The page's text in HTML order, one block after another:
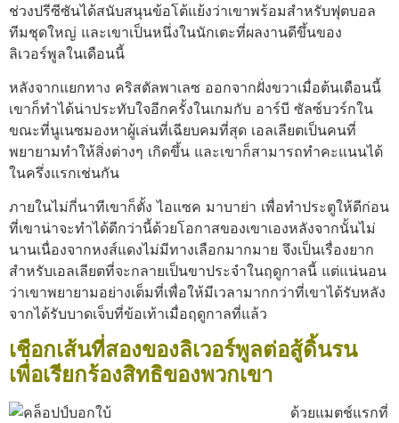
ช่วงปรีซีซันได้สนับสนุนข้อโต้แย้งว่าเขาพร้อมสำหรับฟุตบอล
ทีมชุดใหญ่ และเขาเป็นหนึ่งในนักเตะที่ผลงานดีขึ้นของ
ลิเวอร์พูลในเดือนนี้
หลังจากแยกทาง คริสตัลพาเลซ ออกจากฝั่งขวาเมื่อต้นเดือนนี้
เขาก็ทำได้น่าประทับใจอีกครั้งในเกมกับ อาร์บี ซัลซ์บวร์กใน
ขณะที่นูเนซมองหาผู้เล่นที่เฉียบคมที่สุด เอลเลียตเป็นคนที่
พยายามทำให้สิ่งต่างๆ เกิดขึ้น และเขาก็สามารถทำคะแนนได้
ในครึ่งแรกเช่นกัน
ภายในไม่กี่นาทีเขาก็ตั้ง ไอแซค มาบาย่า เพื่อทำประตูให้ดีก่อน
ที่เขาน่าจะทำได้ดีกว่านี้ด้วยโอกาสของเขาเองหลังจากนั้นไม่
นานเนื่องจากหงส์แดงไม่มีทางเลือกมากมาย จึงเป็นเรื่องยาก
สำหรับเอลเลียตที่จะกลายเป็นขาประจำในฤดูกาลนี้ แต่แน่นอน
ว่าเขาพยายามอย่างเต็มที่เพื่อให้มีเวลามากกว่าที่เขาได้รับหลัง
จากได้รับบาดเจ็บที่ข้อเท้าเมื่อฤดูกาลที่แล้ว
เชือกเส้นที่สองของลิเวอร์พูลต่อสู้ดิ้นรน
เพื่อเรียกร้องสิทธิของพวกเขา
ด้วยแมตช์แรกที่